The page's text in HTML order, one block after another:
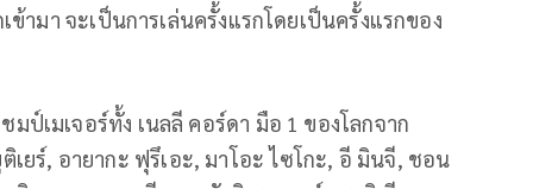
ามา จะเป็นการเล่นครั้งแรกโดยเป็นครั้งแรกของ
เมเจอร์ทั้ง เนลลี คอร์ดา มือ 1 ของโลกจาก
เยร์, อายากะ ฟุรึเอะ, มาโอะ ไซโกะ, อี มินจี, ชอน